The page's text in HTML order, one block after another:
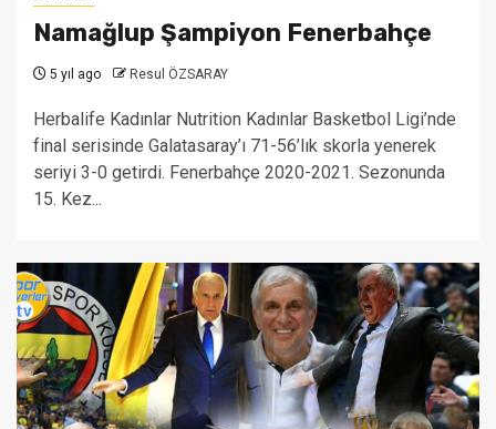
Namağlup Şampiyon Fenerbahçe
5 yıl ago Resul ÖZSARAY
Herbalife Kadınlar Nutrition Kadınlar Basketbol Ligi’nde
final serisinde Galatasaray’ı 71-56’lık skorla yenerek
seriyi 3-0 getirdi. Fenerbahçe 2020-2021. Sezonunda
15. Kez...